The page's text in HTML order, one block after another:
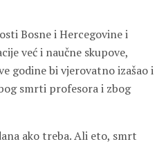
Bosne i Hercegovine i
već i naučne skupove,
godine bi vjerovatno izašao i
smrti profesora i zbog
ako treba. Ali eto, smrt